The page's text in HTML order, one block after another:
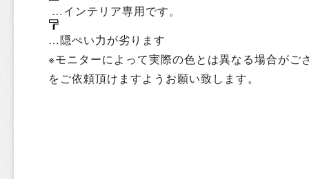
…インテリア専用です。
…隠ぺい力が劣ります
※モニターによって実際の色とは異なる場合がご
をご依頼頂けますようお願い致します。